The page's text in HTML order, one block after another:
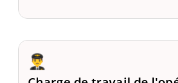
👨‍✈️